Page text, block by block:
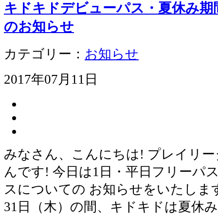
キドキドデビューパス・夏休み
のお知らせ
カテゴリー： お知らせ
2017年07月11日
みなさん、こんにちは! プレイリ
んです! 今日は1日・平日フリーパ
スについての お知らせをいたしま
31日（木）の間、キドキドは夏休